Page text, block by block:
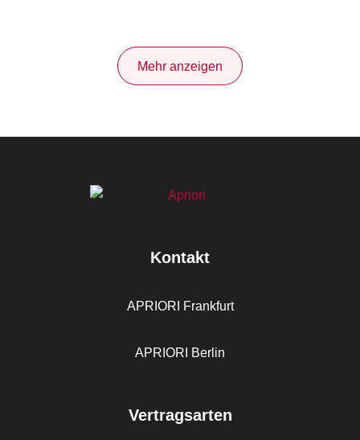
Mehr anzeigen
Kontakt
APRIORI Frankfurt
APRIORI Berlin
Vertragsarten